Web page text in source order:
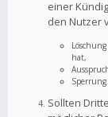
einer
den Nutzer
hat,
Sollten